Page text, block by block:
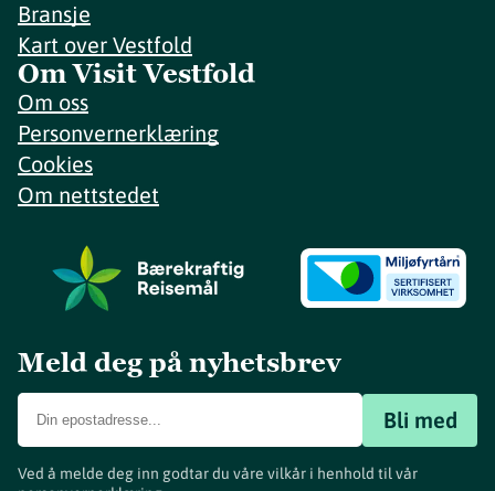
Bransje
Kart over Vestfold
Om Visit Vestfold
Om oss
Personvernerklæring
Cookies
Om nettstedet
Meld deg på nyhetsbrev
Bli med
Ved å melde deg inn godtar du våre vilkår i henhold til vår